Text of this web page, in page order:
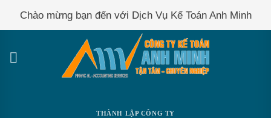
Chào mừng bạn đến với Dịch Vụ Kế Toán Anh Minh
THÀNH LẬP CÔNG TY